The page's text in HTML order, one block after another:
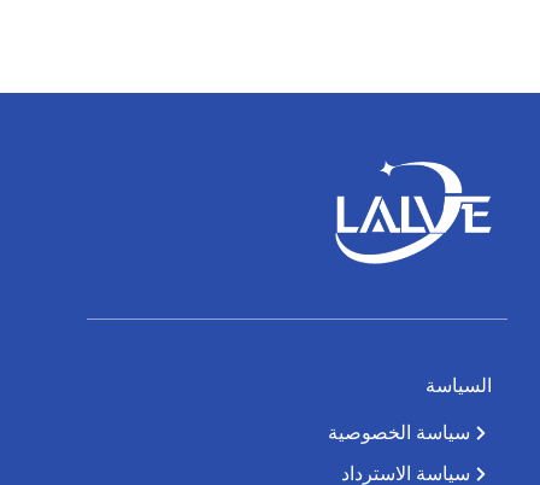
السياسة
سياسة الخصوصية
سياسة الاسترداد